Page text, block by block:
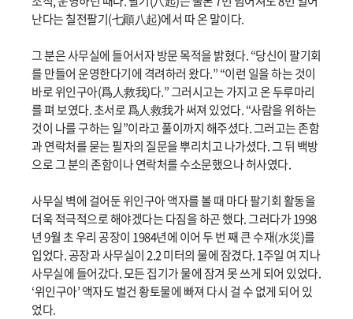
난다는 칠전팔기(七顚八起)에서 따 온 말이다.
그 분은 사무실에 들어서자 방문 목적을 밝혔다. “당신이 팔기회
를 만들어 운영한다기에 격려하러 왔다.” “이런 일을 하는 것이
바로 위인구아(爲人救我)다.” 그러시고는 가지고 온 두루마리
를 펴 보였다. 초서로 爲人救我가 써져 있었다. “사람을 위하는
것이 나를 구하는 일”이라고 풀이까지 해주셨다. 그러고는 존함
과 연락처를 묻는 필자의 질문을 뿌리치고 나가셨다. 그 뒤 백방
으로 그 분의 존함이나 연락처를 수소문했으나 허사였다.
사무실 벽에 걸어둔 위인구아 액자를 볼 때 마다 팔기회 활동을
더욱 적극적으로 해야겠다는 다짐을 하곤 했다. 그러다가 1998
년 9월 초 우리 공장이 1984년에 이어 두 번 째 큰 수재(水災)를
입었다. 공장과 사무실이 2.2 미터의 물에 잠겼다. 1주일 여 지나
사무실에 들어갔다. 모든 집기가 물에 잠겨 못 쓰게 되어 있었다.
‘위인구아’ 액자도 벌건 황토물에 빠져 다시 걸 수 없게 되어 있
었다.